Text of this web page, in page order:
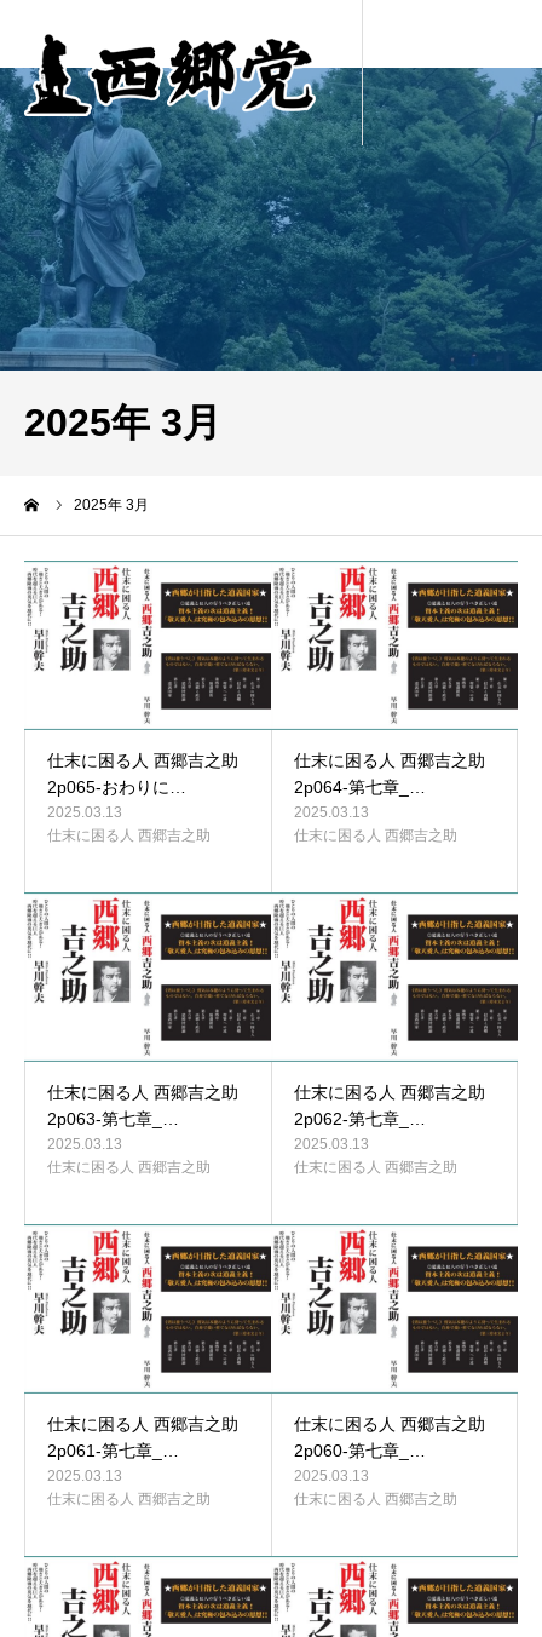
2025年 3月
2025年 3月
仕末に困る人 西郷吉之助
2p065-おわりに…
2025.03.13
仕末に困る人 西郷吉之助
仕末に困る人 西郷吉之助
2p064-第七章_…
2025.03.13
仕末に困る人 西郷吉之助
仕末に困る人 西郷吉之助
2p063-第七章_…
2025.03.13
仕末に困る人 西郷吉之助
仕末に困る人 西郷吉之助
2p062-第七章_…
2025.03.13
仕末に困る人 西郷吉之助
仕末に困る人 西郷吉之助
2p061-第七章_…
2025.03.13
仕末に困る人 西郷吉之助
仕末に困る人 西郷吉之助
2p060-第七章_…
2025.03.13
仕末に困る人 西郷吉之助